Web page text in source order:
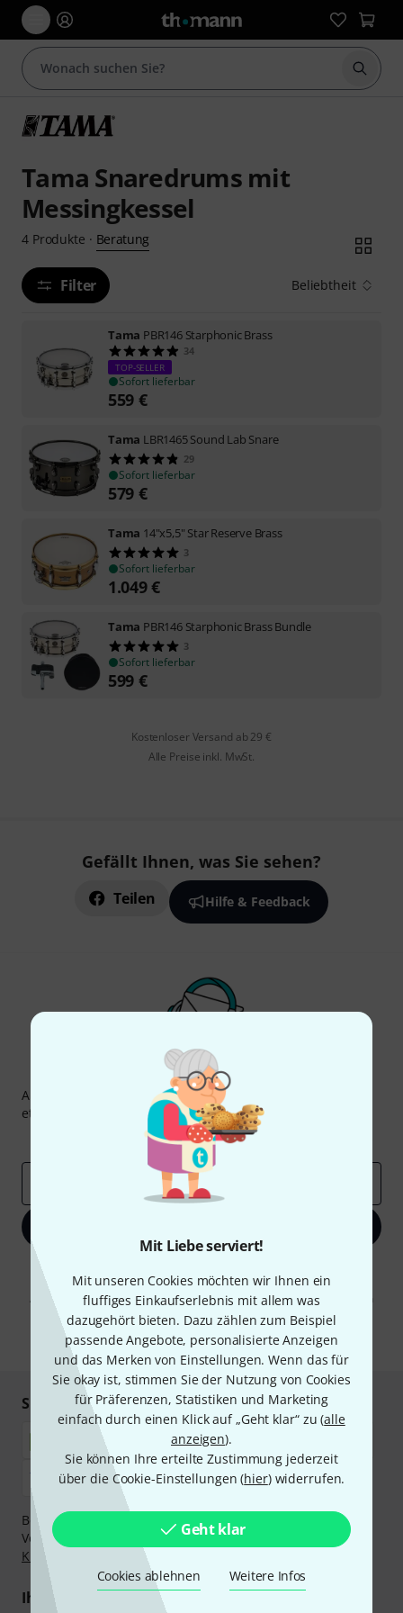
Mit Liebe serviert!
Mit unseren Cookies möchten wir Ihnen ein
fluffiges Einkaufserlebnis mit allem was
dazugehört bieten. Dazu zählen zum Beispiel
passende Angebote, personalisierte Anzeigen
und das Merken von Einstellungen. Wenn das für
Sie okay ist, stimmen Sie der Nutzung von Cookies
für Präferenzen, Statistiken und Marketing
einfach durch einen Klick auf „Geht klar“ zu (alle
anzeigen).
Sie können Ihre erteilte Zustimmung jederzeit
über die Cookie-Einstellungen (hier) widerrufen.
Geht klar
Cookies ablehnen Weitere Infos
Suche
Tama Snaredrums mit
Messingkessel
4 Produkte · Beratung
Filter Beliebtheit
Tama PBR146 Starphonic Brass
34
TOP-SELLER
Sofort lieferbar
559 €
Tama LBR1465 Sound Lab Snare
29
Sofort lieferbar
579 €
Tama 14"x5,5" Star Reserve Brass
3
Sofort lieferbar
1.049€
Tama PBR146 Starphonic Brass Bundle
3
Sofort lieferbar
599 €
Kostenloser Versand ab 29 €
Alle Preise inkl. MwSt.
Gefällt Ihnen, was Sie sehen?
Teilen Hilfe & Feedback
Thomann Newsletter
Abonniere den Thomann Newsletter und gewinne mit
etwas Glück einen von
50 Gutscheinenüber jeweils
Inspirierende Beiträge
Deals
Mit Klick auf „Jetzt anmelden“ stimmen Sie dem Erhalt von E-Mail-
Werbung und einer Messung des E-Mail-Nutzungsverhaltens zu. Die
Abmeldung ist jederzeit möglich. Weitere Informationen finden Sie in
unseren
Datenschutzhinweisen
* Pflichtfeld
Sicher einkaufen & bezahlen
Bezahlen Sie vertraulich und sicher per Nachnahme,
Vorkasse, PayPal, Amazon Pay,Klarna Sofort bezahlen,
Klarna Ratenzahlung
Ihre Vorteile